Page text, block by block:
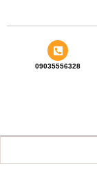
09035556328